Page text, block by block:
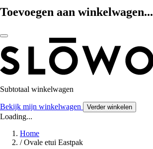
Toevoegen aan winkelwagen...
Subtotaal winkelwagen
Bekijk mijn winkelwagen Verder winkelen
Loading...
Home
/ Ovale etui Eastpak